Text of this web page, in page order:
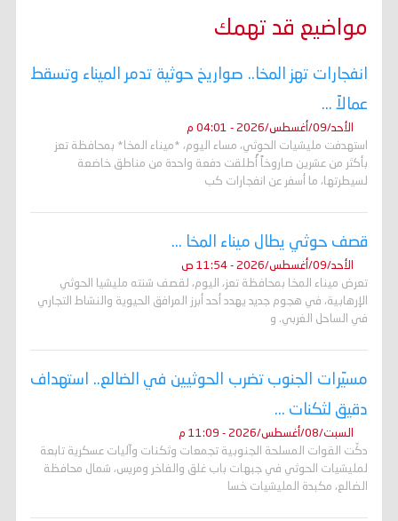
مواضيع قد تهمك
انفجارات تهز المخا.. صواريخ حوثية تدمر الميناء وتسقط
عمالاً ...
الأحد/09/أغسطس/2026 - 04:01 م
استهدفت مليشيات الحوثي، مساء اليوم، *ميناء المخا* بمحافظة تعز
بأكثر من عشرين صاروخاً أُطلقت دفعة واحدة من مناطق خاضعة
لسيطرتها، ما أسفر عن انفجارات كب
قصف حوثي يطال ميناء المخا ...
الأحد/09/أغسطس/2026 - 11:54 ص
تعرض ميناء المخا بمحافظة تعز، اليوم، لقصف شنته مليشيا الحوثي
الإرهابية، في هجوم جديد يهدد أحد أبرز المرافق الحيوية والنشاط التجاري
في الساحل الغربي. و
مسيّرات الجنوب تضرب الحوثيين في الضالع.. استهداف
دقيق لثكنات ...
السبت/08/أغسطس/2026 - 11:09 م
دكّت القوات المسلحة الجنوبية تجمعات وثكنات وآليات عسكرية تابعة
لمليشيات الحوثي في جبهات باب غلق والفاخر ومريس، شمال محافظة
الضالع، مكبدة المليشيات خسا